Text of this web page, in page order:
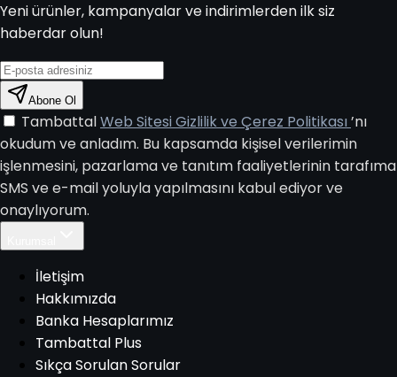
Yeni ürünler, kampanyalar ve indirimlerden ilk siz
haberdar olun!
Abone Ol
TambattalWeb Sitesi Gizlilik ve Çerez Politikası’nı
okudum ve anladım. Bu kapsamda kişisel verilerimin
işlenmesini, pazarlama ve tanıtım faaliyetlerinin tarafıma
SMS ve e-mail yoluyla yapılmasını kabul ediyor ve
onaylıyorum.
İletişim
Hakkımızda
Banka Hesaplarımız
Tambattal Plus
Sıkça Sorulan Sorular